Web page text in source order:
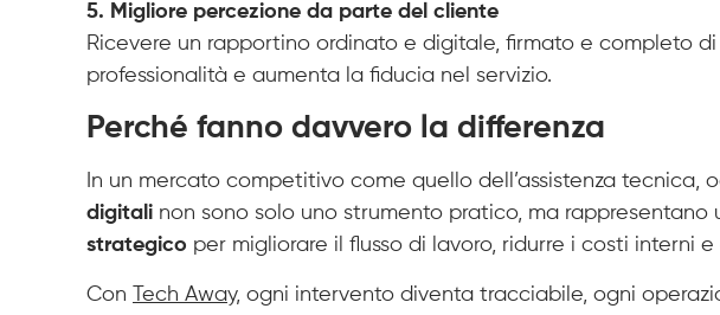
5. Migliore percezione da parte del cliente
Ricevere un rapportino ordinato e digitale, firmato e completo
professionalità e aumenta la fiducia nel servizio.
Perché fanno davvero la differenza
In un mercato competitivo come quello dell’assistenza tecnica,
digitali non sono solo uno strumento pratico, ma rappresentano
strategico per migliorare il flusso di lavoro, ridurre i costi interni
Con Tech Away, ogni intervento diventa tracciabile, ogni